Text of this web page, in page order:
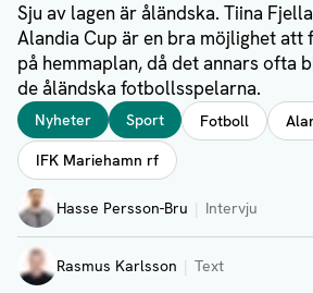
Sju av lagen är åländska. Tiina
Alandia Cup är en bra möjlighet att
på hemmaplan, då det annars ofta
de åländska fotbollsspelarna.
Taggar
Nyheter Sport Fotboll
IFK Mariehamn rf
Författare
Hasse Persson-Bru Intervju
Visa profil
Rasmus Karlsson Text
Visa profil